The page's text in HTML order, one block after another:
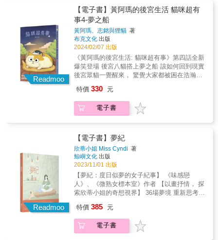
好結局，後來從他寄給家人的平安信中得到地
址，化被動為主動，表白不必怯懦。在分離後
的第一次見面，我迎向他走去，他默默地牽起
我的手，兩人相視而笑並肩而行，直到今日仍
是如此，我的風景裡有人，那位在遠處拍攝我
的夫君。──〈落羽松森林〉
的靈魂。 書中有四座孤島，每一座島都是關於
愛的不同主題，寫給單身中、戀愛中、分手後
的每一個你，以及一些非關愛情的暖心故事，
療癒所有孤單的靈魂。 看到「#故事未完請繼
續」時要小心，插畫後的文字才是真正的完
結。也許會心一笑，或者潸然淚下，這就是愛
的各種滋味。 希望你把每一座島都當成寶藏
島，有人找到領悟，有人找到釋懷，有人找到
勇氣，有人找到自己。 & 原來，不管是誰，每
個人都有過自己的幸運，自己的時代。& 原
曾結束。 &
Readmoo
【電子書】黃阿瑪的後宮生活 貓咪超有
事4-夢之船
黃阿瑪、志銘與狸貓 著
布克文化 出版
2024/02/07 出版
《黃阿瑪的後宮生活: 貓咪超有事》第四話全新
爆笑登場 後宮八貓搭上夢之船 該如何回到現實
後宮眾貓一覺醒來， 驚覺大家都被困在浩瀚無
戲！ 答錯者甚至得接受慘無人道的懲罰
&hellip;&hellip; 面對一層一層艱難的關卡，他
們能安然度過嗎？ 本集收錄一年來貓咪們發生
簿、 Socles的熱情凝視&hellip;&hellip; 貓咪還
是能在日常生活裡， 送你一次次的意外驚喜和
溫暖！ 當寒流來襲時，你以為他們是你的暖暖
包， 在他們眼中你才是他們的暖爐， 以互相取
暖的方式，共同生活。 ▄ 登場角色介紹
&mdash; ◎黃阿瑪 生來有霸氣不凡的貓格特
質，也是後宮眾貓與奴才公認的領袖。體型壯
碩的阿瑪有著不為人知的休閒嗜好，像是被擦
屁屁、騎柚子&hellip;..這些可都是不允許被記
了)！ ◎招弟 身為後宮的第二位成員，又是阿
瑪的元祖女友，地位自然是一貓之下，六貓之
特價 330 元
電子書
Readmoo
【電子書】夢紀
欣蒂小姐 Miss Cyndi 著
鯨嶼文化 出版
2023/11/01 出版
【夢紀：度日似夢的女子紀事】 《味感戀
人》、《微熟女標本室》作者 【以畫抒情， 探
索欣蒂小姐的奇想視界】 36場夢境 重新思考獨
己 【在這由畫筆創造的居所《夢紀》中，充滿
著各種可能性。 我以女性的視角，重新詮釋這
個獨一無二的世界。 在這個空間裡，我喜歡與
特價 385 元
電子書